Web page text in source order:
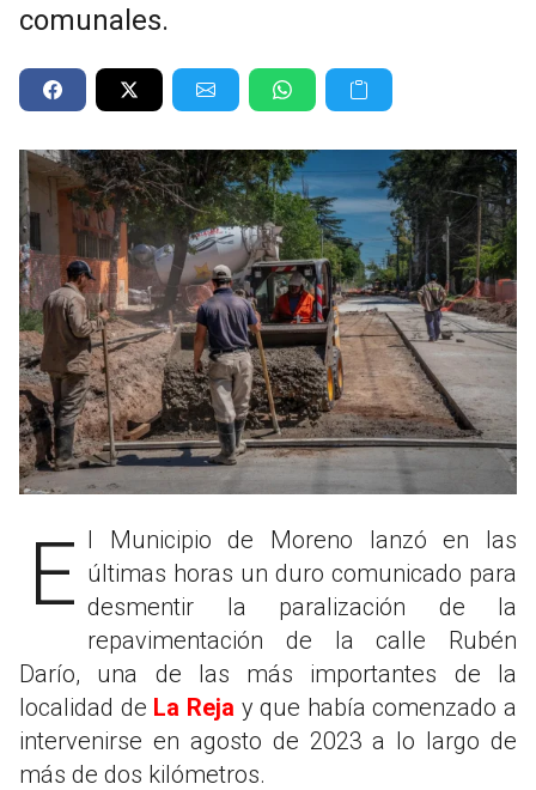
comunales.
El Municipio de Moreno lanzó en las últimas horas un duro comunicado para
desmentir la paralización de la
repavimentación de la calle Rubén
Darío, una de las más importantes de la
localidad de La Reja y que había comenzado a
intervenirse en agosto de 2023 a lo largo de
más de dos kilómetros.